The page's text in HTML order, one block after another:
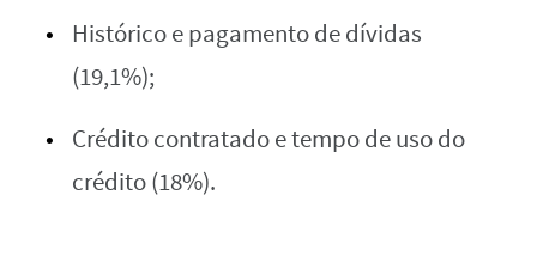
Histórico e pagamento de dívidas
(19,1%);
Crédito contratado e tempo de uso do
crédito (18%).